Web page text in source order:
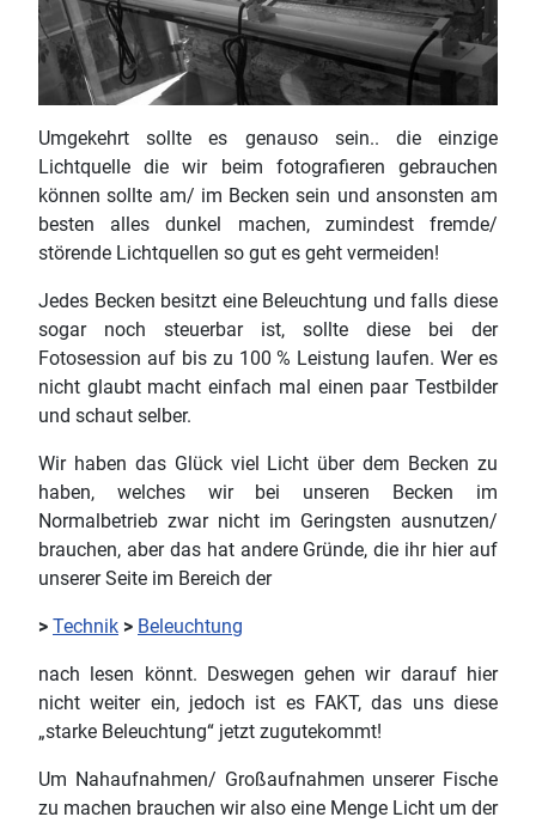
Umgekehrt sollte es genauso sein.. die einzige
Lichtquelle die wir beim fotografieren gebrauchen
können sollte am/ im Becken sein und ansonsten am
besten alles dunkel machen, zumindest fremde/
störende Lichtquellen so gut es geht vermeiden!
Jedes Becken besitzt eine Beleuchtung und falls diese
sogar noch steuerbar ist, sollte diese bei der
Fotosession auf bis zu 100 % Leistung laufen. Wer es
nicht glaubt macht einfach mal einen paar Testbilder
und schaut selber.
Wir haben das Glück viel Licht über dem Becken zu
haben, welches wir bei unseren Becken im
Normalbetrieb zwar nicht im Geringsten ausnutzen/
brauchen, aber das hat andere Gründe, die ihr hier auf
unserer Seite im Bereich der
> Technik > Beleuchtung
nach lesen könnt. Deswegen gehen wir darauf hier
nicht weiter ein, jedoch ist es FAKT, das uns diese
„starke Beleuchtung“ jetzt zugutekommt!
Um Nahaufnahmen/ Großaufnahmen unserer Fische
zu machen brauchen wir also eine Menge Licht um der